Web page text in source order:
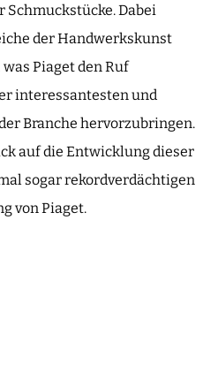
Schmuckstücke. Dabei
der Handwerkskunst
Piaget den Ruf
interessantesten und
Branche hervorzubringen.
auf die Entwicklung dieser
sogar rekordverdächtigen
von Piaget.